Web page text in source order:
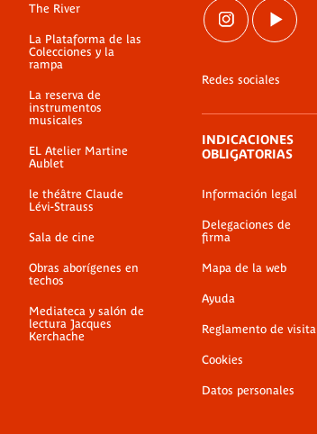
The River
La Plataforma de las
Colecciones y la
rampa
La reserva de
instrumentos
musicales
EL Atelier Martine
Aublet
le théâtre Claude
Lévi-Strauss
Sala de cine
Obras aborígenes en
techos
Mediateca y salón de
lectura Jacques
Kerchache
Redes sociales
INDICACIONES
OBLIGATORIAS
Información legal
Delegaciones de
firma
Mapa de la web
Ayuda
Reglamento de visita
Cookies
Datos personales